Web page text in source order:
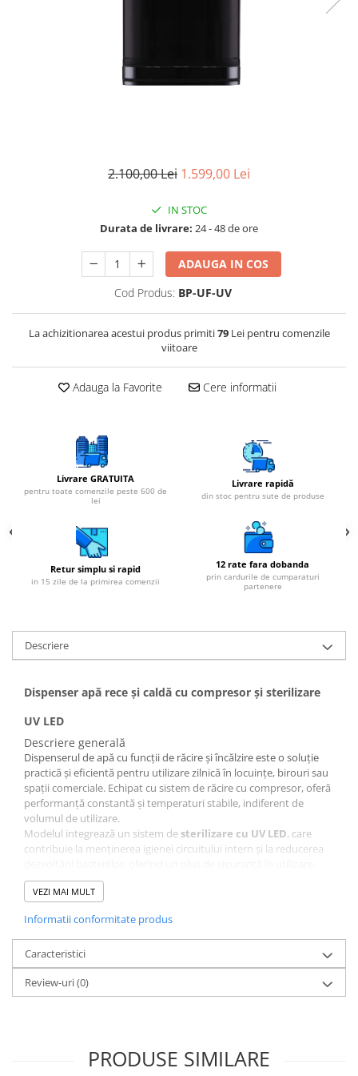
2.100,00 Lei 1.599,00 Lei
IN STOC
Durata de livrare: 24 - 48 de ore
ADAUGA IN COS
Cod Produs: BP-UF-UV
La achizitionarea acestui produs primiti79Lei pentru comenzile
viitoare
Adauga la Favorite Cere informatii
Livrare GRATUITA
pentru toate comenzile peste 600 de
lei
Livrare rapidă
din stoc pentru sute de produse
Retur simplu si rapid
in 15 zile de la primirea comenzii
12 rate fara dobanda
prin cardurile de cumparaturi
partenere
Descriere
Dispenser apă rece și caldă cu compresor și sterilizare
UV LED
Descriere generală
Dispenserul de apă cu funcții de răcire și încălzire este o soluție
practică și eficientă pentru utilizare zilnică în locuințe, birouri sau
spații comerciale. Echipat cu sistem de răcire cu compresor, oferă
performanță constantă și temperaturi stabile, indiferent de
volumul de utilizare.
Modelul integrează un sistem de sterilizare cu UV LED, care
contribuie la menținerea igienei circuitului intern și la reducerea
Funcționalitate
Apă rece: 5–10°C
Răcire cu compresor pentru eficiență ridicată
VEZI MAI MULT
Informatii conformitate produs
Caracteristici
Review-uri(0)
PRODUSE SIMILARE